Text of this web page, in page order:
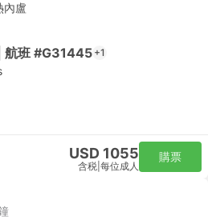
內盧
航班 #G31445 +1
USD 1055
含税 每位成人
購票